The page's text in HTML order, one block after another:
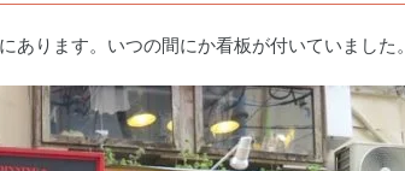
ります。いつの間にか看板が付いていました。